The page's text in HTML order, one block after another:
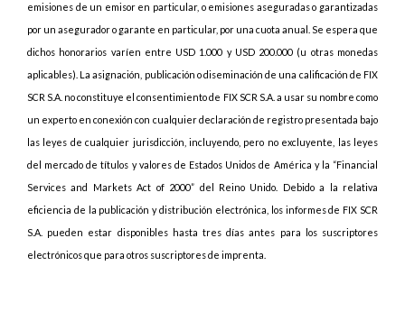
emisiones de un emisor en particular, o emisiones aseguradas o garantizadas
por un asegurador o garante en particular, por una cuota anual. Se espera que
dichos honorarios varíen entre USD 1.000 y USD 200.000 (u otras monedas
aplicables). La asignación, publicación o diseminación de una calificación de FIX
SCR S.A. no constituye el consentimiento de FIX SCR S.A. a usar su nombre como
un experto en conexión con cualquier declaración de registro presentada bajo
las leyes de cualquier jurisdicción, incluyendo, pero no excluyente, las leyes
del mercado de títulos y valores de Estados Unidos de América y la “Financial
Services and Markets Act of 2000” del Reino Unido. Debido a la relativa
eficiencia de la publicación y distribución electrónica, los informes de FIX SCR
S.A. pueden estar disponibles hasta tres días antes para los suscriptores
electrónicos que para otros suscriptores de imprenta.